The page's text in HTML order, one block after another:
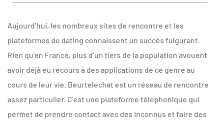
Aujourd’hui, les nombreux sites de rencontre et les
plateformes de dating connaissent un succès fulgurant.
Rien qu’en France, plus d’un tiers de la population avouent
avoir déjà eu recours à des applications de ce genre au
cours de leur vie. Beurtelechat est un réseau de rencontre
assez particulier. C’est une plateforme téléphonique qui
permet de prendre contact avec des inconnus et faire des